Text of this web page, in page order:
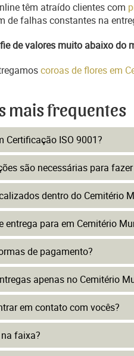
têm atraído clientes com
de falhas constantes na
de valores muito abaixo do
coroas de flores em
mais frequentes
Certificação ISO 9001?
são necessárias para
dentro do Cemitério
entrega para em Cemitério
de pagamento?
apenas no Cemitério
em contato com vocês?
faixa?